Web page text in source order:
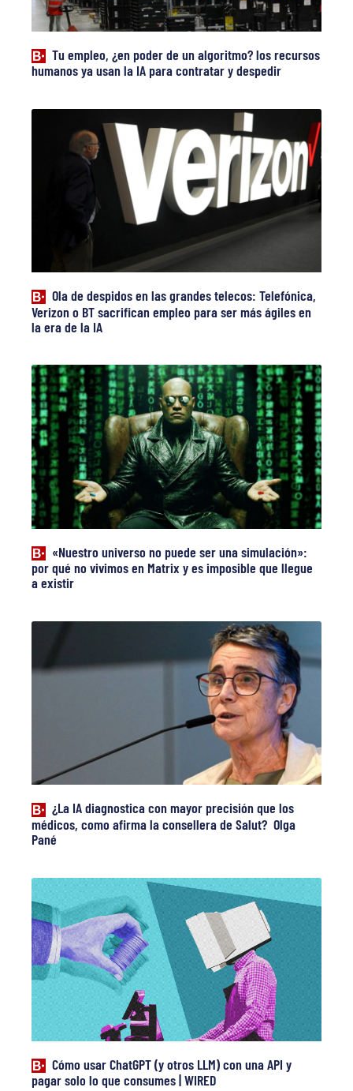
Tu empleo, ¿en poder de un algoritmo? los recursos
humanos ya usan la IA para contratar y despedir
Ola de despidos en las grandes telecos: Telefónica,
Verizon o BT sacrifican empleo para ser más ágiles en
la era de la IA
«Nuestro universo no puede ser una simulación»:
por qué no vivimos en Matrix y es imposible que llegue
a existir
¿La IA diagnostica con mayor precisión que los
médicos, como afirma la consellera de Salut? Olga
Pané
Cómo usar ChatGPT (y otros LLM) con una API y
pagar solo lo que consumes | WIRED